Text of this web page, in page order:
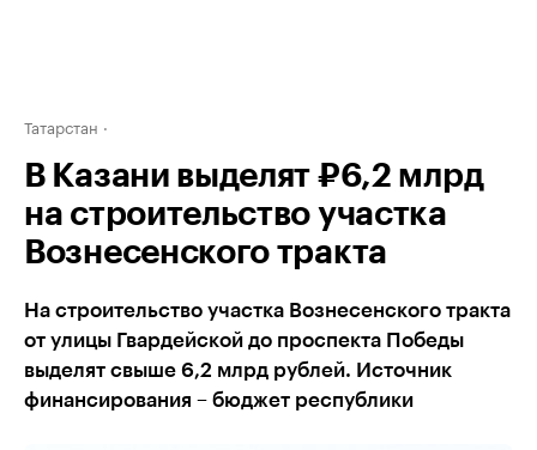
Татарстан
В Казани выделят ₽6,2 млрд
на строительство участка
Вознесенского тракта
На строительство участка Вознесенского тракта
от улицы Гвардейской до проспекта Победы
выделят свыше 6,2 млрд рублей. Источник
финансирования – бюджет республики